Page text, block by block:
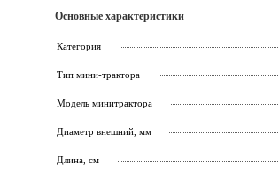
Основные характеристики
Категория
Тип мини-трактора
Модель минитрактора
Диаметр внешний, мм
Длина, см